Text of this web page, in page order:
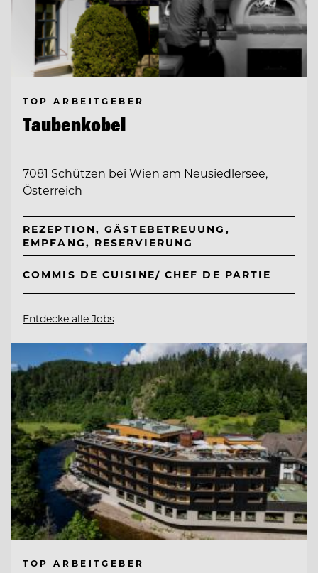
TOP ARBEITGEBER
Taubenkobel
7081 Schützen bei Wien am Neusiedlersee,
Österreich
REZEPTION, GÄSTEBETREUUNG,
EMPFANG, RESERVIERUNG
COMMIS DE CUISINE/ CHEF DE PARTIE
Entdecke alle Jobs
TOP ARBEITGEBER